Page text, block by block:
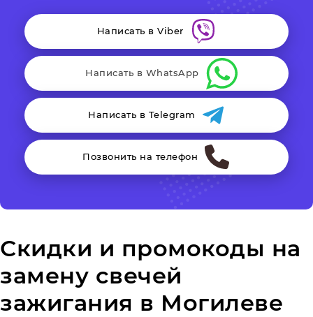
Написать в Viber
Написать в WhatsApp
Написать в Telegram
Позвонить на телефон
Скидки и промокоды на
замену свечей
зажигания в Могилеве